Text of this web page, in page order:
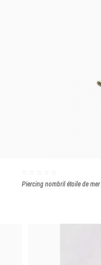
Piercing nombril étoile de mer